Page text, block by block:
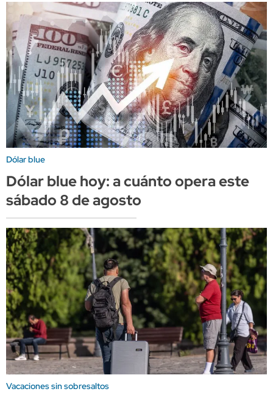
Dólar blue
Dólar blue hoy: a cuánto opera este
sábado 8 de agosto
Vacaciones sin sobresaltos